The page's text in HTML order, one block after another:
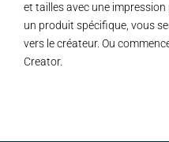
et tailles avec une
un produit spécifique, vous
vers le créateur. Ou
Creator.